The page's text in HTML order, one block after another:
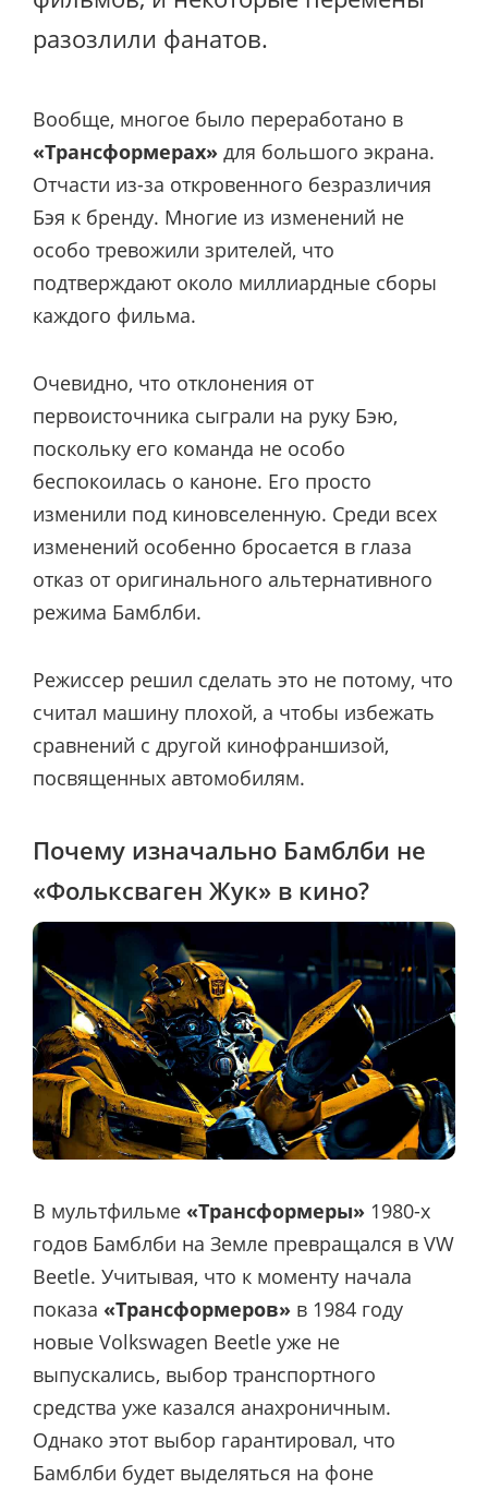
разозлили фанатов.
Вообще, многое было переработано в
«Трансформерах» для большого экрана.
Отчасти из-за откровенного безразличия
Бэя к бренду. Многие из изменений не
особо тревожили зрителей, что
подтверждают около миллиардные сборы
каждого фильма.
Очевидно, что отклонения от
первоисточника сыграли на руку Бэю,
поскольку его команда не особо
беспокоилась о каноне. Его просто
изменили под киновселенную. Среди всех
изменений особенно бросается в глаза
отказ от оригинального альтернативного
режима Бамблби.
Режиссер решил сделать это не потому, что
считал машину плохой, а чтобы избежать
сравнений с другой кинофраншизой,
посвященных автомобилям.
Почему изначально Бамблби не
«Фольксваген Жук» в кино?
В мультфильме «Трансформеры» 1980-х
годов Бамблби на Земле превращался в VW
Beetle. Учитывая, что к моменту начала
показа «Трансформеров» в 1984 году
новые Volkswagen Beetle уже не
выпускались, выбор транспортного
средства уже казался анахроничным.
Однако этот выбор гарантировал, что
Бамблби будет выделяться на фоне